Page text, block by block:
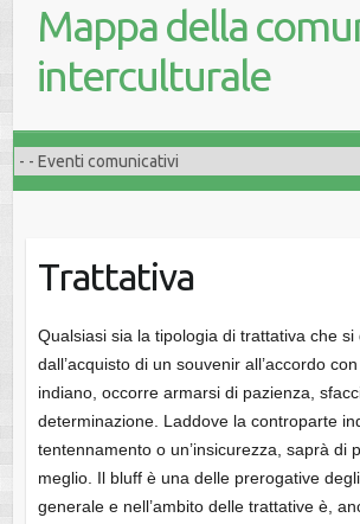
Mappa della
interculturale
Trattativa
Qualsiasi sia la tipologia di trattativa che si
dall’acquisto di un souvenir all’accordo
indiano, occorre armarsi di pazienza,
determinazione. Laddove la controparte
tentennamento o un’insicurezza, saprà di
meglio. Il bluff è una delle prerogative
generale e nell’ambito delle trattative è,